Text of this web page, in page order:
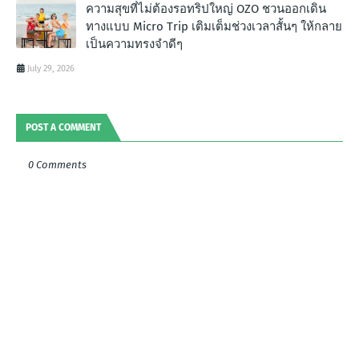
ความสุขที่ไม่ต้องรอทริปใหญ่ OZO ชวนออกเดิน
ทางแบบ Micro Trip เติมเต็มช่วงเวลาสั้นๆ ให้กลาย
เป็นความทรงจำดีๆ
July 29, 2026
POST A COMMENT
0 Comments